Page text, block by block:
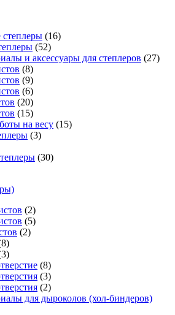
(16)
(52)
и аксессуары для степлеров (27)
(8)
(9)
(6)
(20)
(15)
на весу (15)
(3)
(30)
(2)
(5)
(2)
(8)
(3)
(2)
для дыроколов (хол-биндеров)